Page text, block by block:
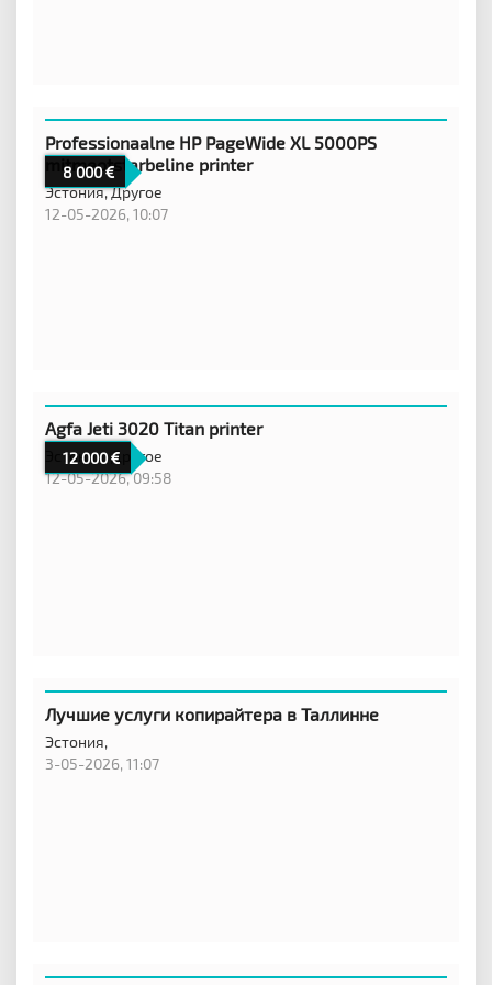
8 000
Professionaalne HP PageWide XL 5000PS
mitmeotstarbeline printer
Эстония,Другое
12-05-2026, 10:07
12 000
Agfa Jeti 3020 Titan printer
Эстония,Другое
12-05-2026, 09:58
Лучшие услуги копирайтера в Таллинне
Эстония,
3-05-2026, 11:07